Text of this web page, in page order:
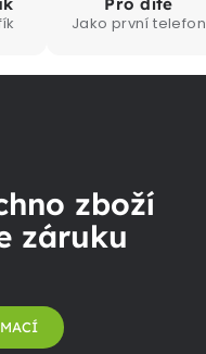
Jako první telefon
zboží
záruku